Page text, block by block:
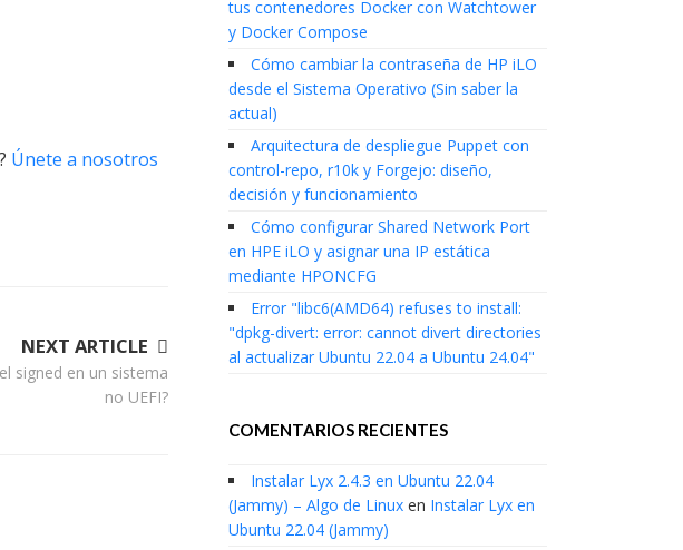
Únete a nosotros
NEXT ARTICLE
signed en un sistema
no UEFI?
tus contenedores Docker con Watchtower
y Docker Compose
Cómo cambiar la contraseña de HP iLO
desde el Sistema Operativo (Sin saber la
actual)
Arquitectura de despliegue Puppet con
control-repo, r10k y Forgejo: diseño,
decisión y funcionamiento
Cómo configurar Shared Network Port
en HPE iLO y asignar una IP estática
mediante HPONCFG
Error "libc6(AMD64) refuses to install:
"dpkg-divert: error: cannot divert directories
al actualizar Ubuntu 22.04 a Ubuntu 24.04"
COMENTARIOS RECIENTES
Instalar Lyx 2.4.3 en Ubuntu 22.04
(Jammy) – Algo de Linux en Instalar Lyx en
Ubuntu 22.04 (Jammy)